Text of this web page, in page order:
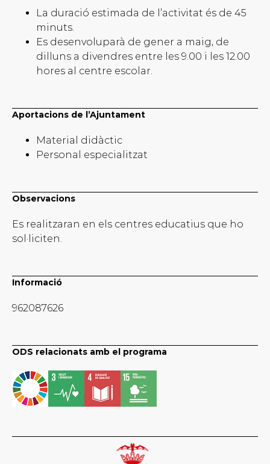
La duració estimada de l’activitat és de 45
minuts.
Es desenvoluparà de gener a maig, de
dilluns a divendres entre les 9.00 i les 12.00
hores al centre escolar.
Aportacions de l’Ajuntament
Material didàctic
Personal especialitzat
Observacions
Es realitzaran en els centres educatius que ho
sol·liciten.
Informació
962087626
ODS relacionats amb el programa